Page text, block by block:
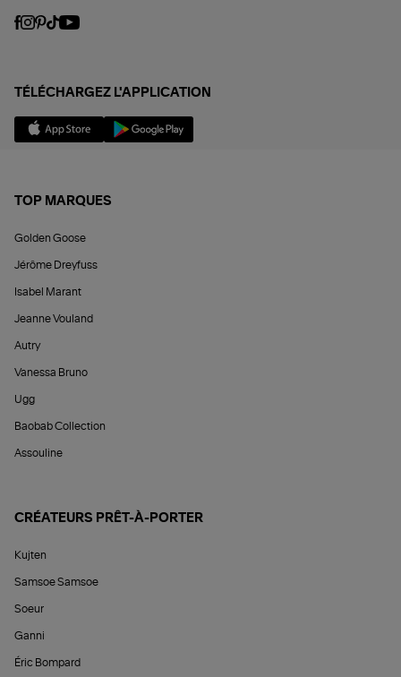
TÉLÉCHARGEZ L'APPLICATION
TOP MARQUES
Golden Goose
Jérôme Dreyfuss
Isabel Marant
Jeanne Vouland
Autry
Vanessa Bruno
Ugg
Baobab Collection
Assouline
CRÉATEURS PRÊT-À-PORTER
Kujten
Samsoe Samsoe
Soeur
Ganni
Éric Bompard